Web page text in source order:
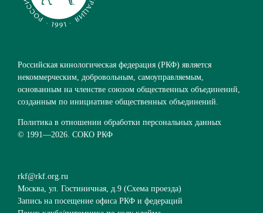
Российская кинологическая федерация (РКФ) является
некоммерческим, добровольным, самоуправляемым,
основанным на членстве союзом общественных объединений,
созданным по инициативе общественных объединений.
Политика в отношении обработки персональных данных
© 1991—2026. СОКО РКФ
rkf@rkf.org.ru
Москва, ул. Гостиничная, д.9 (Схема проезда)
Запись на посещение офиса РКФ и федераций